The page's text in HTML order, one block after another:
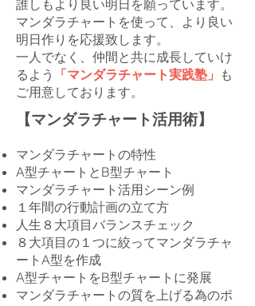
誰しもより良い明日を願っています。
マンダラチャートを使って、より良い
明日作りを応援致します。
​一人でなく、仲間と共に成長していけ
るよう
「マンダラチャート実践塾」 も
ご用意しております。
【マンダラチャート活用術】
マンダラチャートの特性
A型チャートとB型チャート
マンダラチャート活用シーン例
１年間の行動計画の立て方
人生８大項目バランスチェック
８大項目の１つに絞ってマンダラチャ
ートA型を作成
A型チャートをB型チャートに発展
マンダラチャートの質を上げる為のポ